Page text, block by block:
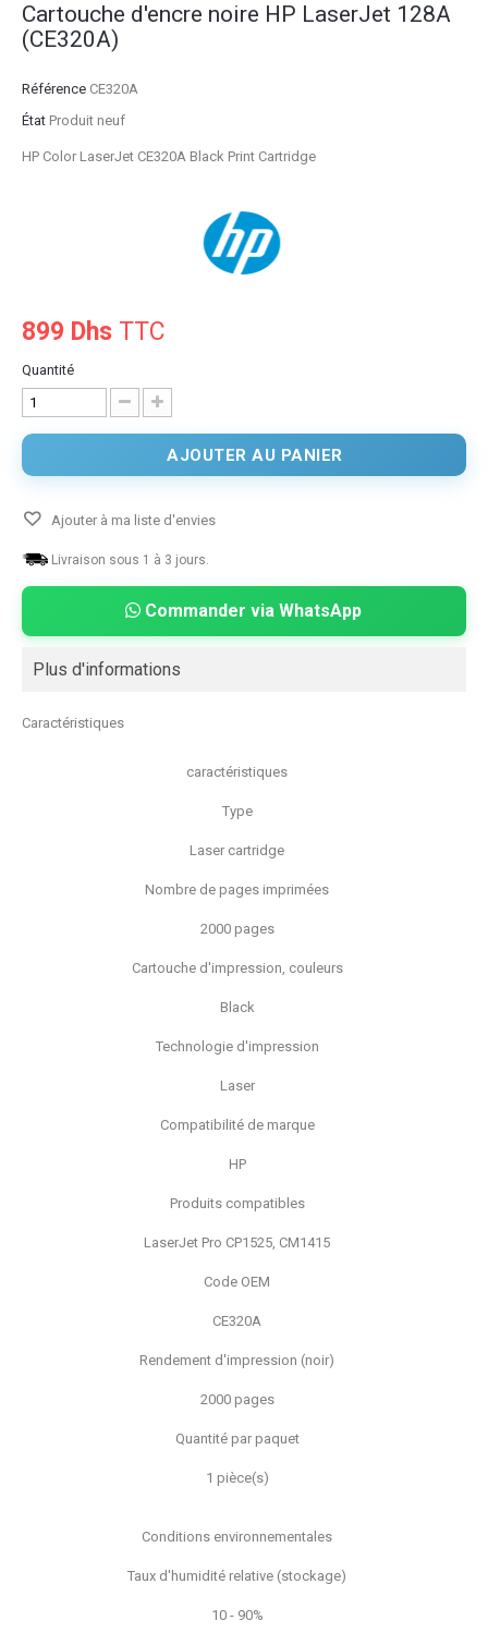
Cartouche d'encre noire HP LaserJet 128A
(CE320A)
Référence CE320A
État Produit neuf
HP Color LaserJet CE320A Black Print Cartridge
899 Dhs TTC
Quantité
AJOUTER AU PANIER
Ajouter à ma liste d'envies
Livraison sous 1 à 3 jours.
Commander via WhatsApp
Plus d'informations
Caractéristiques
caractéristiques
Type
Laser cartridge
Nombre de pages imprimées
2000 pages
Cartouche d'impression, couleurs
Black
Technologie d'impression
Laser
Compatibilité de marque
HP
Produits compatibles
LaserJet Pro CP1525, CM1415
Code OEM
CE320A
Rendement d'impression (noir)
2000 pages
Quantité par paquet
1 pièce(s)
Conditions environnementales
Taux d'humidité relative (stockage)
10 - 90%